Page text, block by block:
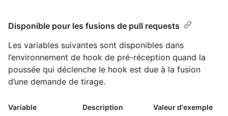
Disponible pour les fusions de pull requests
Les variables suivantes sont disponibles dans
l’environnement de hook de pré-réception quand la
poussée qui déclenche le hook est due à la fusion
d’une demande de tirage.
Variable Description Valeur d'exemple